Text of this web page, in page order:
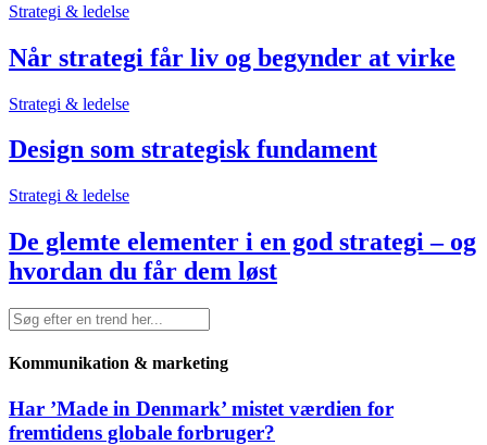
Strategi & ledelse
Når strategi får liv og begynder at virke
Strategi & ledelse
Design som strategisk fundament
Strategi & ledelse
De glemte elementer i en god strategi – og
hvordan du får dem løst
Kommunikation & marketing
Har ’Made in Denmark’ mistet værdien for
fremtidens globale forbruger?